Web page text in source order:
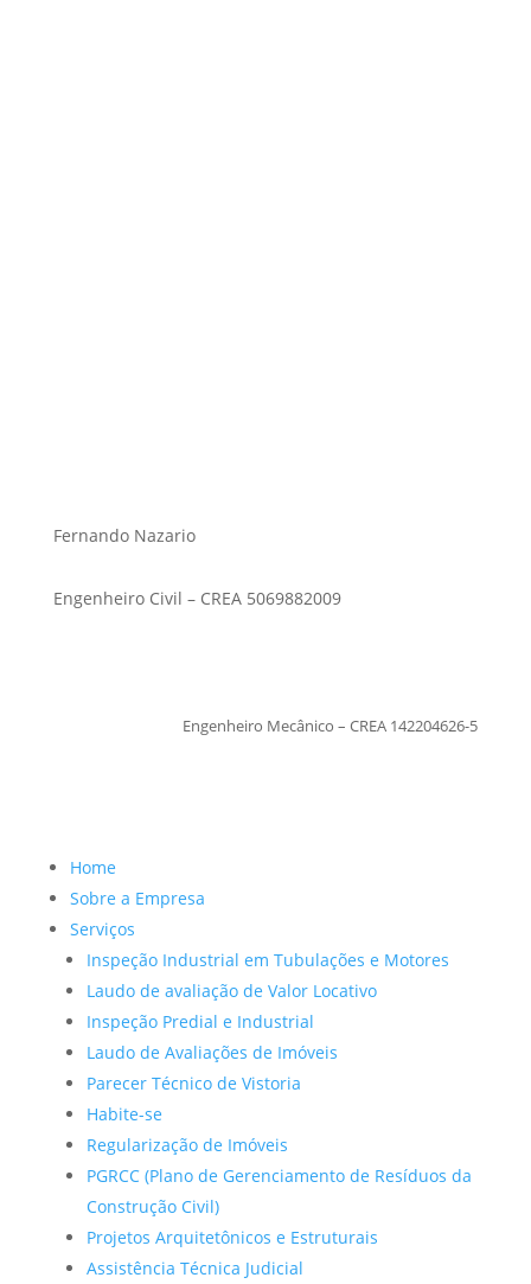
Fernando Nazario
Engenheiro Civil – CREA 5069882009
Engenheiro Mecânico – CREA 142204626-5
Home
Sobre a Empresa
Serviços
Inspeção Industrial em Tubulações e Motores
Laudo de avaliação de Valor Locativo
Inspeção Predial e Industrial
Laudo de Avaliações de Imóveis
Parecer Técnico de Vistoria
Habite-se
Regularização de Imóveis
PGRCC (Plano de Gerenciamento de Resíduos da
Construção Civil)
Projetos Arquitetônicos e Estruturais
Assistência Técnica Judicial